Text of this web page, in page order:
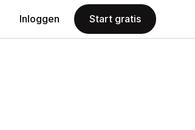
Inloggen Start gratis